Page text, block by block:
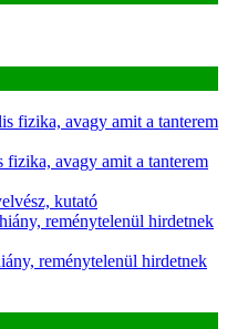
fizika, avagy amit a tanterem
avagy amit a tanterem
kutató
reménytelenül hirdetnek
reménytelenül hirdetnek